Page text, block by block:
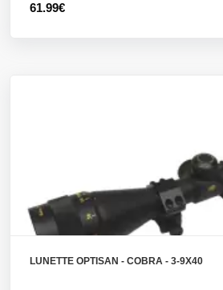
61.99€
LUNETTE OPTISAN - COBRA - 3-9X40